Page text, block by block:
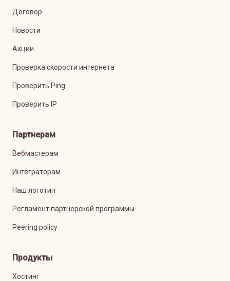
Договор
Новости
Акции
Проверка скорости интернета
Проверить Ping
Проверить IP
Партнерам
Вебмастерам
Интеграторам
Наш логотип
Регламент партнерской программы
Peering policy
Продукты
Хостинг